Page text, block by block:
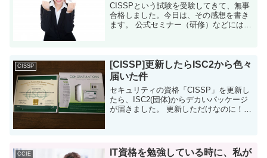
CISSPという試験を受験してきて、無事
合格しました。今日は、その感想を書き
ます。 公式セミナー（研修）などには行
てね...
CISSP
[CISSP]更新したらISC2から色々
届いた件
セキュリティの資格「CISSP」を更新し
たら、ISC2(団体)からデカいパッケージ
が届きました。 更新しただけなのに！テ
CCIE
IT資格を勉強している時に、私が